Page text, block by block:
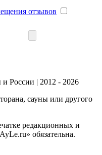
отзывов
и России | 2012 - 2026
сауны или другого
редакционных и
обязательна.